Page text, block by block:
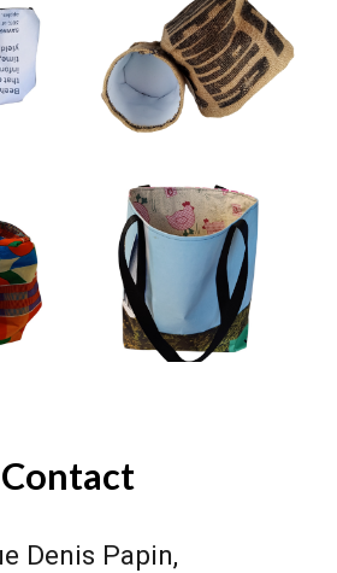
Contact
Denis Papin,